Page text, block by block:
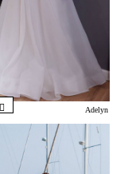
Adelyn